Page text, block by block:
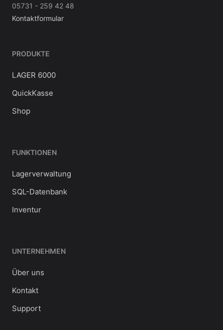
05731 - 259 42 48
Kontaktformular
PRODUKTE
LAGER 6000
QuickKasse
Shop
FUNKTIONEN
Lagerverwaltung
SQL-Datenbank
Inventur
UNTERNEHMEN
Über uns
Kontakt
Support